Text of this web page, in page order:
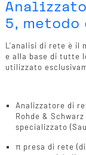
5,
L'analisi di rete è il
e alla base di tutte
utilizzato
Analizzatore di
Rohde &
specializzato
π presa di rete